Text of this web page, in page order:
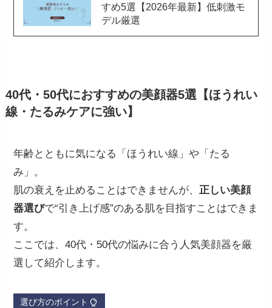
すめ5選【2026年最新】低刺激モ
デル厳選
40代・50代におすすめの美顔器5選【ほうれい
線・たるみケアに強い】
年齢とともに気になる「ほうれい線」や「たる
み」。
肌の衰えを止めることはできませんが、正しい美顔
器選びで“引き上げ感”のある肌を目指すことはできま
す。
ここでは、40代・50代の悩みに合う人気美顔器を厳
選して紹介します。
選び方のポイント